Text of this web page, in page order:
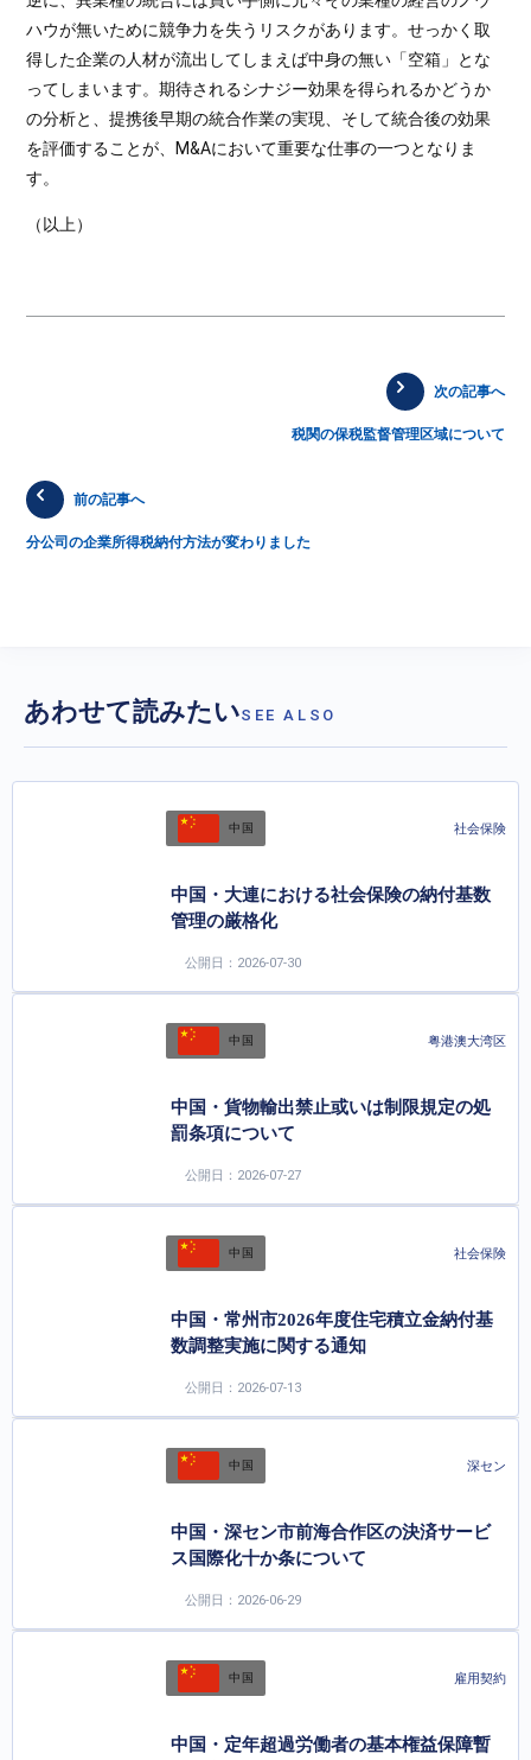
ハウが無いために競争力を失うリスクがあります。せっかく取
得した企業の人材が流出してしまえば中身の無い「空箱」とな
ってしまいます。期待されるシナジー効果を得られるかどうか
の分析と、提携後早期の統合作業の実現、そして統合後の効果
を評価することが、M&Aにおいて重要な仕事の一つとなりま
す。
（以上）
次の記事へ
税関の保税監督管理区域について
前の記事へ
分公司の企業所得税納付方法が変わりました
あわせて読みたいSEE ALSO
中国 社会保険
中国・大連における社会保険の納付基数
管理の厳格化
公開日：2026-07-30
中国 粤港澳大湾区
中国・貨物輸出禁止或いは制限規定の処
罰条項について
公開日：2026-07-27
中国 社会保険
中国・常州市2026年度住宅積立金納付基
数調整実施に関する通知
公開日：2026-07-13
中国 深セン
中国・深セン市前海合作区の決済サービ
ス国際化十か条について
公開日：2026-06-29
中国 雇用契約
中国・定年超過労働者の基本権益保障暫